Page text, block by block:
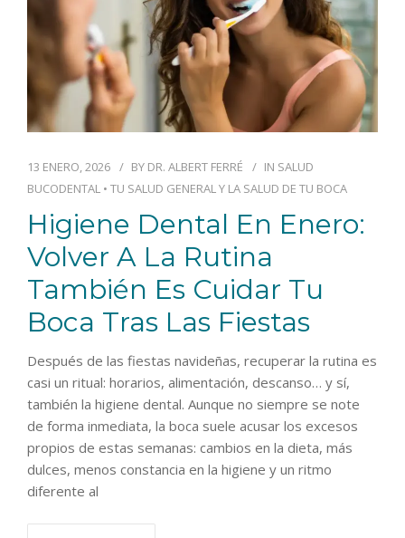
13 ENERO, 2026 BY DR. ALBERT FERRÉ IN SALUD
BUCODENTAL • TU SALUD GENERAL Y LA SALUD DE TU BOCA
Higiene Dental En Enero:
Volver A La Rutina
También Es Cuidar Tu
Boca Tras Las Fiestas
Después de las fiestas navideñas, recuperar la rutina es
casi un ritual: horarios, alimentación, descanso… y sí,
también la higiene dental. Aunque no siempre se note
de forma inmediata, la boca suele acusar los excesos
propios de estas semanas: cambios en la dieta, más
dulces, menos constancia en la higiene y un ritmo
diferente al